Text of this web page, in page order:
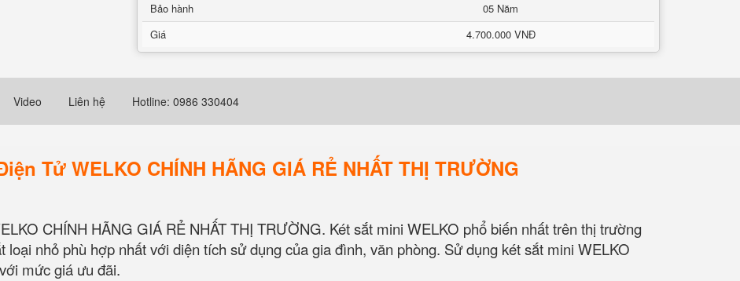
Bảo hành
05 Năm
Giá
4.700.000 VNĐ
Video Liên hệ Hotline: 0986 330404
Tử WELKO CHÍNH HÃNG GIÁ RẺ NHẤT THỊ TRƯỜNG
CHÍNH HÃNG GIÁ RẺ NHẤT THỊ TRƯỜNG. Két sắt mini WELKO phổ biến nhất trên thị trường
loại nhỏ phù hợp nhất với diện tích sử dụng của gia đình, văn phòng. Sử dụng két sắt mini WELKO
mức giá ưu đãi.